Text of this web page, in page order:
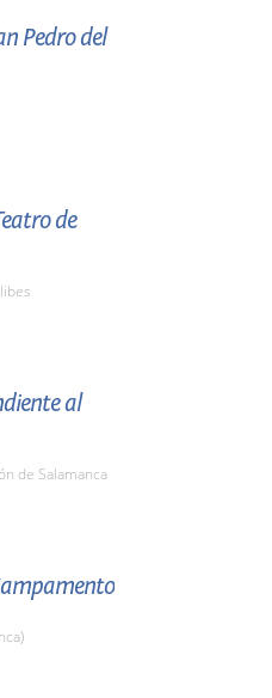
Pedro del
de
al
de Salamanca